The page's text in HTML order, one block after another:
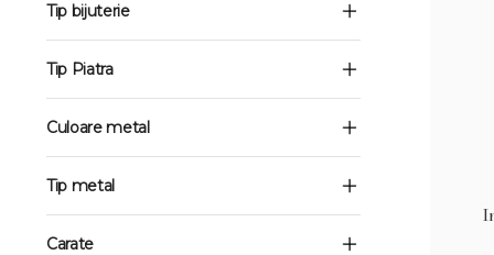
Tip bijuterie
Tip Piatra
Culoare metal
Tip metal
Carate